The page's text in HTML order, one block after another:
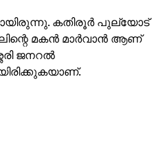
കതിരൂര്‍ പുല്യോട്
മകന്‍ മാര്‍വാന്‍ ആണ്
ജനറല്‍